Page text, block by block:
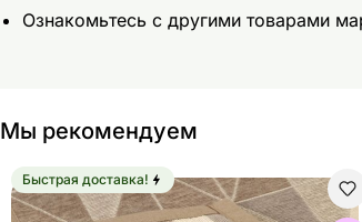
Ознакомьтесь с другими товарами
Мы рекомендуем
Сетчатое основание для ковра Metro
Быстрая доставка!